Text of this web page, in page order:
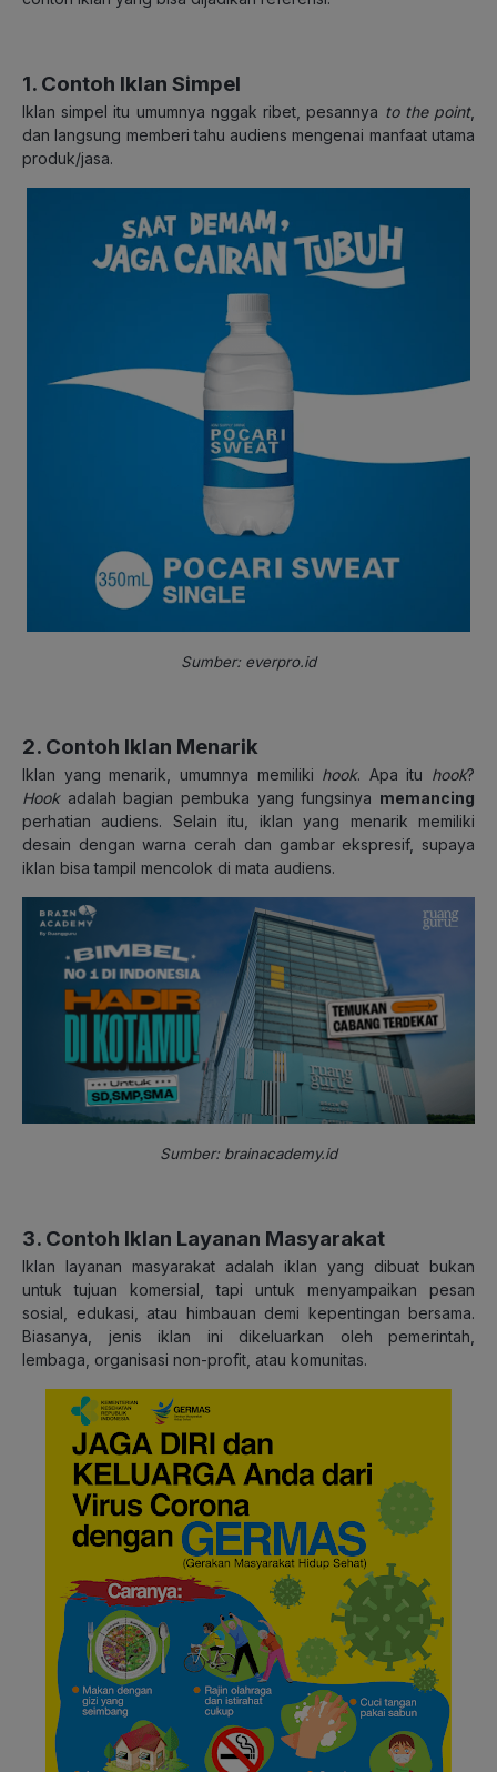
1. Contoh Iklan Simpel
Iklan simpel itu umumnya nggak ribet, pesannya to the point,
dan langsung memberi tahu audiens mengenai manfaat utama
produk/jasa.
Sumber: everpro.id
2. Contoh Iklan Menarik
Iklan yang menarik, umumnya memiliki hook. Apa itu hook?
Hookadalah bagian pembuka yang fungsinya memancing
perhatian audiens. Selain itu, iklan yang menarik memiliki
desain dengan warna cerah dan gambar ekspresif, supaya
iklan bisa tampil mencolok di mata audiens.
Sumber: brainacademy.id
3. Contoh Iklan Layanan Masyarakat
Iklan layanan masyarakat adalah iklan yang dibuat bukan
untuk tujuan komersial, tapi untuk menyampaikan pesan
sosial, edukasi, atau himbauan demi kepentingan bersama.
Biasanya, jenis iklan ini dikeluarkan oleh pemerintah,
lembaga, organisasi non-profit, atau komunitas.